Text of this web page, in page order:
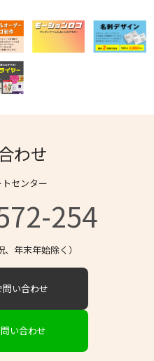
わせ
センター
254
年末年始除く）
問い合わせ
い合わせ